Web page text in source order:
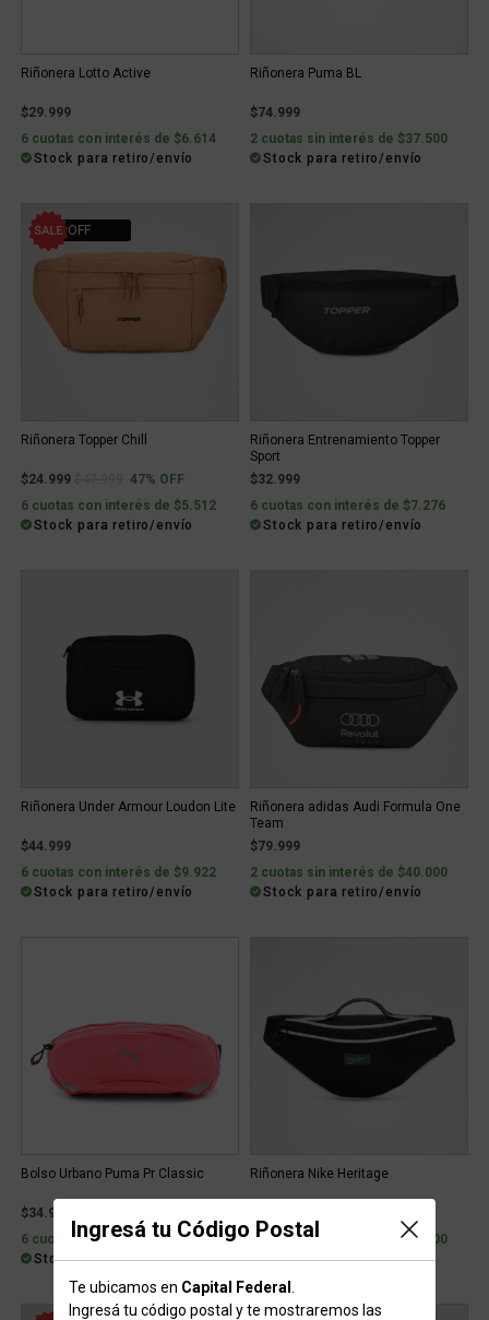
Ingresá tu Código Postal
Te ubicamos en Capital Federal
Ingresá tu código postal y te mostraremos las
Riñonera Lotto Active
$29.999
6 cuotas con interés de $6.614
Stock para retiro/envío
Riñonera Puma BL
$74.999
2 cuotas sin interés de $37.500
Stock para retiro/envío
47% OFF
Riñonera Topper Chill
$24.999 Price reduced from
to47% OFF
6 cuotas con interés de $5.512
Stock para retiro/envío
Riñonera Entrenamiento Topper
Sport
$32.999
6 cuotas con interés de $7.276
Stock para retiro/envío
Riñonera Under Armour Loudon Lite
$44.999
6 cuotas con interés de $9.922
Stock para retiro/envío
Riñonera adidas Audi Formula One
Team
$79.999
2 cuotas sin interés de $40.000
Stock para retiro/envío
Bolso Urbano Puma Pr Classic
$34.999
6 cuotas con interés de $7.717
Stock para retiro/envío
Riñonera Nike Heritage
2 cuotas sin interés de $37.500
Stock para retiro/envío